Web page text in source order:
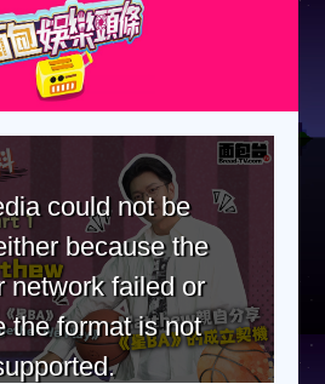
could not be
because the
network failed or
the format is not